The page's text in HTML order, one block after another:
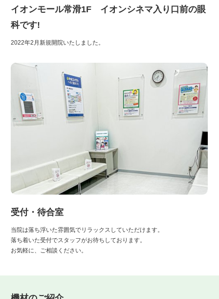
イオンモール常滑1F イオンシネマ入り口前の眼
科です!
2022年2月新規開院いたしました。
受付・待合室
当院は落ち浮いた雰囲気でリラックスしていただけます。
落ち着いた受付でスタッフがお待ちしております。
お気軽に、ご相談ください。